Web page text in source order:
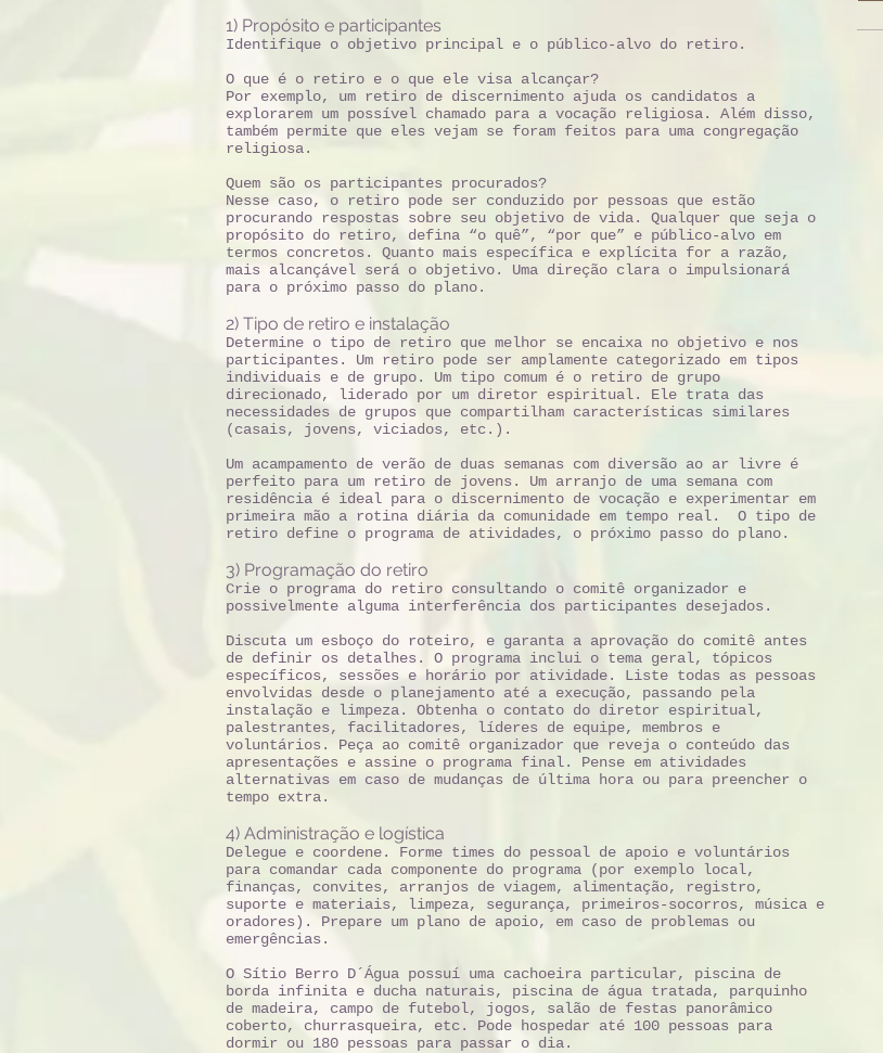
1) Propósito e participantes
Identifique o objetivo principal e o público-alvo do retiro.
O que é o retiro e o que ele visa alcançar?
Por exemplo, um retiro de discernimento ajuda os candidatos a
explorarem um possível chamado para a vocação religiosa. Além disso,
também permite que eles vejam se foram feitos para uma congregação
religiosa.
Quem são os participantes procurados?
Nesse caso, o retiro pode ser conduzido por pessoas que estão
procurando respostas sobre seu objetivo de vida. Qualquer que seja o
propósito do retiro, defina “o quê”, “por que” e público-alvo em
termos concretos. Quanto mais específica e explícita for a razão,
mais alcançável será o objetivo. Uma direção clara o impulsionará
para o próximo passo do plano.
2) Tipo de retiro e instalação
Determine o tipo de retiro que melhor se encaixa no objetivo e nos
participantes. Um retiro pode ser amplamente categorizado em tipos
individuais e de grupo. Um tipo comum é o retiro de grupo
direcionado, liderado por um diretor espiritual. Ele trata das
necessidades de grupos que compartilham características similares
(casais, jovens, viciados, etc.).
Um acampamento de verão de duas semanas com diversão ao ar livre é
perfeito para um retiro de jovens. Um arranjo de uma semana com
residência é ideal para o discernimento de vocação e experimentar em
primeira mão a rotina diária da comunidade em tempo real. O tipo de
retiro define o programa de atividades, o próximo passo do plano.
3) Programação do retiro
Crie o programa do retiro consultando o comitê organizador e
possivelmente alguma interferência dos participantes desejados.
Discuta um esboço do roteiro, e garanta a aprovação do comitê antes
de definir os detalhes. O programa inclui o tema geral, tópicos
específicos, sessões e horário por atividade. Liste todas as pessoas
envolvidas desde o planejamento até a execução, passando pela
instalação e limpeza. Obtenha o contato do diretor espiritual,
palestrantes, facilitadores, líderes de equipe, membros e
voluntários. Peça ao comitê organizador que reveja o conteúdo das
apresentações e assine o programa final. Pense em atividades
alternativas em caso de mudanças de última hora ou para preencher o
tempo extra.
4) Administração e logística
Delegue e coordene. Forme times do pessoal de apoio e voluntários
para comandar cada componente do programa (por exemplo local,
finanças, convites, arranjos de viagem, alimentação, registro,
suporte e materiais, limpeza, segurança, primeiros-socorros, música e
oradores). Prepare um plano de apoio, em caso de problemas ou
emergências.
O Sítio Berro D´Água possuí uma cachoeira particular, piscina de
borda infinita e ducha naturais, piscina de água tratada, parquinho
de madeira, campo de futebol, jogos, salão de festas panorâmico
coberto, churrasqueira, etc. Pode hospedar até 100 pessoas para
dormir ou 180 pessoas para passar o dia.